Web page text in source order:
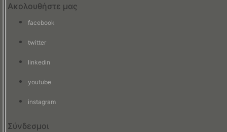
Ακολουθήστε μας
facebook
twitter
linkedin
youtube
instagram
Σύνδεσμοι